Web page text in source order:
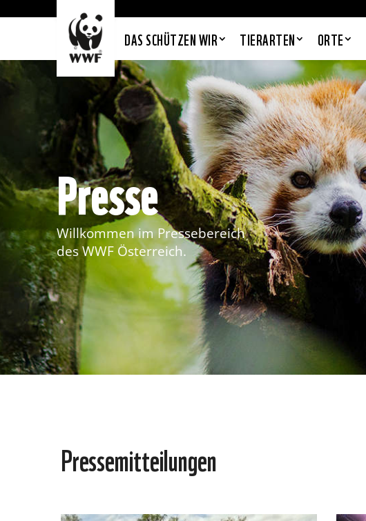
DAS SCHÜTZEN WIR TIERARTEN ORTE
Presse
Willkommen im Pressebereich
des WWF Österreich.
Pressemitteilungen